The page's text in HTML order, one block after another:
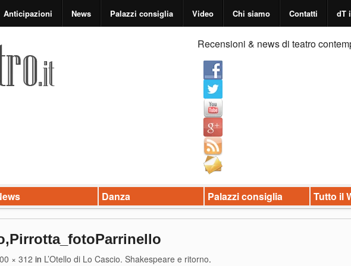
Anticipazioni News Palazzi consiglia Video Chi siamo Contatti dT
Recensioni & news di teatro
Danza Palazzi consiglia Tutto il
× 312 in L’Otello di Lo Cascio. Shakespeare e ritorno.